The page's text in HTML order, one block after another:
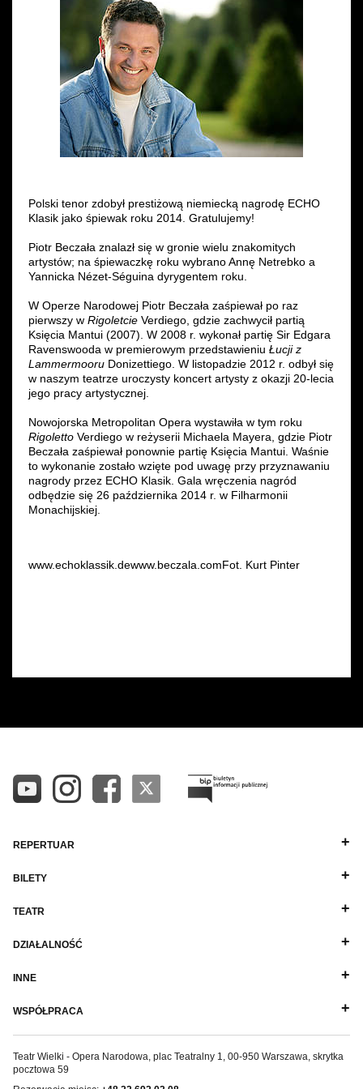
Wynajem kostiumów
Wynajem rekwizytów
Fundusze unijne
Dotacje celowe
Polski tenor zdobył prestiżową niemiecką nagrodę ECHO
Klasik jako śpiewak roku 2014. Gratulujemy!
Piotr Beczała znalazł się w gronie wielu znakomitych
artystów; na śpiewaczkę roku wybrano Annę Netrebko a
Yannicka Nézet-Séguina dyrygentem roku.
W Operze Narodowej Piotr Beczała zaśpiewał po raz
pierwszy w Rigoletcie Verdiego, gdzie zachwycił partią
Księcia Mantui (2007). W 2008 r. wykonał partię Sir Edgara
Ravenswooda w premierowym przedstawieniu Łucji z
Lammermooru Donizettiego. W listopadzie 2012 r. odbył się
w naszym teatrze uroczysty koncert artysty z okazji 20-lecia
jego pracy artystycznej.
Nowojorska Metropolitan Opera wystawiła w tym roku
Rigoletto Verdiego w reżyserii Michaela Mayera, gdzie Piotr
Beczała zaśpiewał ponownie partię Księcia Mantui. Waśnie
to wykonanie zostało wzięte pod uwagę przy przyznawaniu
nagrody przez ECHO Klasik. Gala wręczenia nagród
odbędzie się 26 października 2014 r. w Filharmonii
Monachijskiej.
www.echoklassik.dewww.beczala.comFot. Kurt Pinter
REPERTUAR
BILETY
TEATR
DZIAŁALNOŚĆ
INNE
WSPÓŁPRACA
Teatr Wielki - Opera Narodowa, plac Teatralny 1, 00-950 Warszawa, skrytka
pocztowa 59